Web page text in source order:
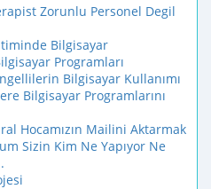
Zorunlu Personel Degil
Bilgisayar
Programları
Bilgisayar Kullanımı
Bilgisayar Programlarını
Hocamızın Mailini Aktarmak
Sizin Kim Ne Yapıyor Ne